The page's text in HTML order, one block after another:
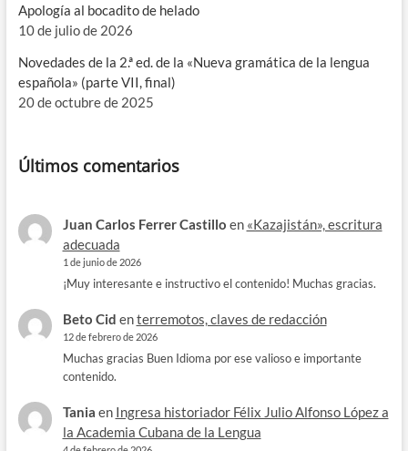
Apología al bocadito de helado
10 de julio de 2026
Novedades de la 2.ª ed. de la «Nueva gramática de la lengua
española» (parte VII, final)
20 de octubre de 2025
Últimos comentarios
Juan Carlos Ferrer Castillo en «Kazajistán», escritura
adecuada
1 de junio de 2026
¡Muy interesante e instructivo el contenido! Muchas gracias.
Beto Cid enterremotos, claves de redacción
12 de febrero de 2026
Muchas gracias Buen Idioma por ese valioso e importante
contenido.
Tania en Ingresa historiador Félix Julio Alfonso López a
la Academia Cubana de la Lengua